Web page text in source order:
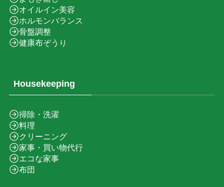
オイルイン美容
ホルモンバランス
骨盤調整
健康布ぞうり
Housekeeping
掃除・洗濯
料理
クリーニング
家事・買い物代行
エコな家事
布団